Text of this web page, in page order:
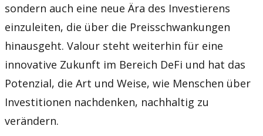
sondern auch eine neue Ära des Investierens
einzuleiten, die über die Preisschwankungen
hinausgeht. Valour steht weiterhin für eine
innovative Zukunft im Bereich DeFi und hat das
Potenzial, die Art und Weise, wie Menschen über
Investitionen nachdenken, nachhaltig zu
verändern.